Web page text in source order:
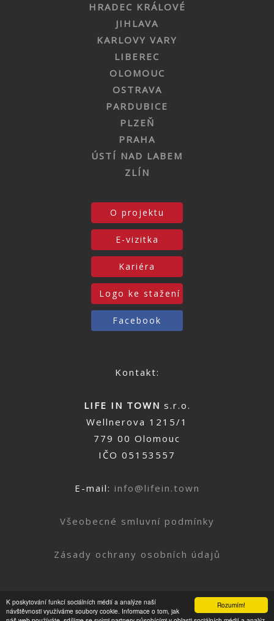
Rozumím!
K poskytování funkcí sociálních médií a analýze naší
návštěvnosti využíváme soubory cookie. Informace o tom, jak
HRADEC KRÁLOVÉ
JIHLAVA
KARLOVY VARY
LIBEREC
OLOMOUC
OSTRAVA
PARDUBICE
PLZEŇ
PRAHA
ÚSTÍ NAD LABEM
ZLÍN
O projektu
E-vizitka
Kariéra
Logo ke stažení
Facebook
Kontakt:
LIFE IN TOWN s.r.o.
Wellnerova 1215/1
779 00 Olomouc
IČO 05153557
E-mail: info@lifein.town
Všeobecné smluvní podmínky
Zásady ochrany osobních údajů
Nahoru